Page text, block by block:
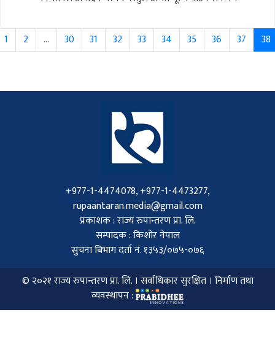
1 2 ... 30 31 32 33 34 35 36 37 38
+977-1-4474078, +977-1-4473277,
rupaantaran.media@gmail.com
प्रकाशक : राज्य रुपान्तरण प्रा. लि.
सम्पादक : किशोर नेपाल
सुचना बिभाग दर्ता नं. १३५३/०७५-०७६
© २०२१राज्य रुपान्तरण प्रा. लि.। सर्वाधिकार सुरक्षित । निर्माण तथा
व्यवस्थापन :